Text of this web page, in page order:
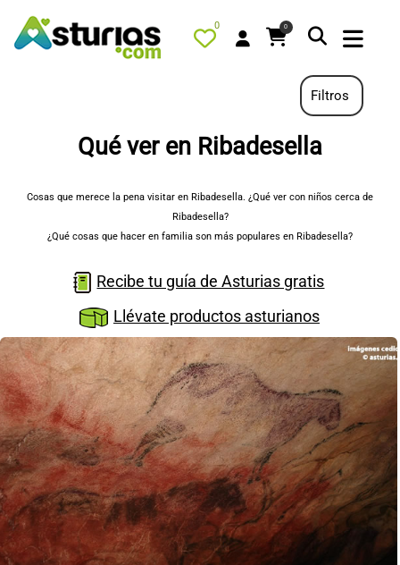
0 0
QUÉ HACER
ALOJAMIENTOS
TURISMO ACTIVO
TIENDA
AGENDA
OFERTAS
CONTACTO
Filtros
Qué ver en Ribadesella
Cosas que merece la pena visitar en Ribadesella. ¿Qué ver con niños cerca de
Ribadesella?
¿Qué cosas que hacer en familia son más populares en Ribadesella?
Recibe tu guía de Asturias gratis
Llévate productos asturianos